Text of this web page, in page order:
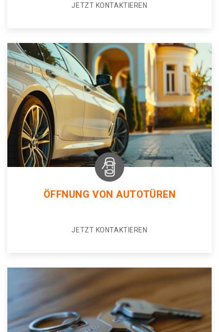
JETZT KONTAKTIEREN
ÖFFNUNG VON AUTOTÜREN
JETZT KONTAKTIEREN